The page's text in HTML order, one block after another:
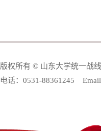
版权所有 © 山东大学统一战
电话：0531-88361245